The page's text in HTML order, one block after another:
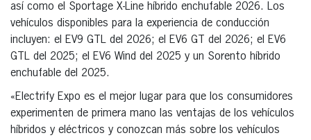
así como el Sportage X-Line híbrido enchufable 2026. Los
vehículos disponibles para la experiencia de conducción
incluyen: el EV9 GTL del 2026; el EV6 GT del 2026; el EV6
GTL del 2025; el EV6 Wind del 2025 y un Sorento híbrido
enchufable del 2025.
«Electrify Expo es el mejor lugar para que los consumidores
experimenten de primera mano las ventajas de los vehículos
híbridos y eléctricos y conozcan más sobre los vehículos